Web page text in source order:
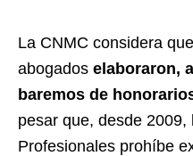
La CNMC considera
abogados elaboraron,
baremos de
pesar que, desde
Profesionales prohíbe